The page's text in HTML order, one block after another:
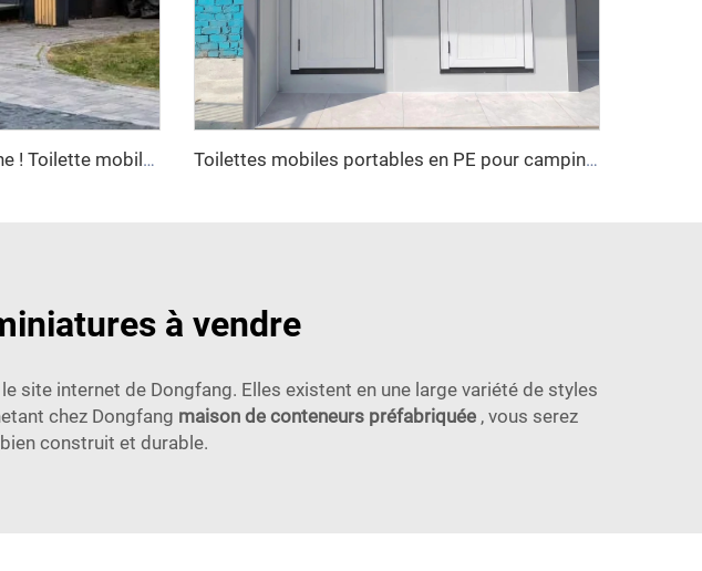
Fabricant chinois direct d'usine ! Toilette mobile en PE moulé rotatif, robuste, avec siège, en plastique, portable pour usage extérieur
Toilettes mobiles portables en PE pour camping, prix des maisons-conteneurs
à vendre
site internet de Dongfang. Elles existent en une large variété de styles
chez Dongfang maison de conteneurs préfabriquée , vous serez
construit et durable.